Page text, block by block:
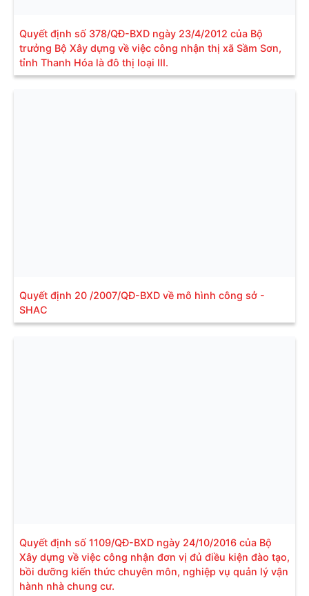
Quyết định số 378/QĐ-BXD ngày 23/4/2012 của Bộ
trưởng Bộ Xây dựng về việc công nhận thị xã Sầm Sơn,
tỉnh Thanh Hóa là đô thị loại III.
Quyết định 20 /2007/QĐ-BXD về mô hình công sở -
SHAC
Quyết định số 1109/QĐ-BXD ngày 24/10/2016 của Bộ
Xây dựng về việc công nhận đơn vị đủ điều kiện đào tạo,
bồi dưỡng kiến thức chuyên môn, nghiệp vụ quản lý vận
hành nhà chung cư.